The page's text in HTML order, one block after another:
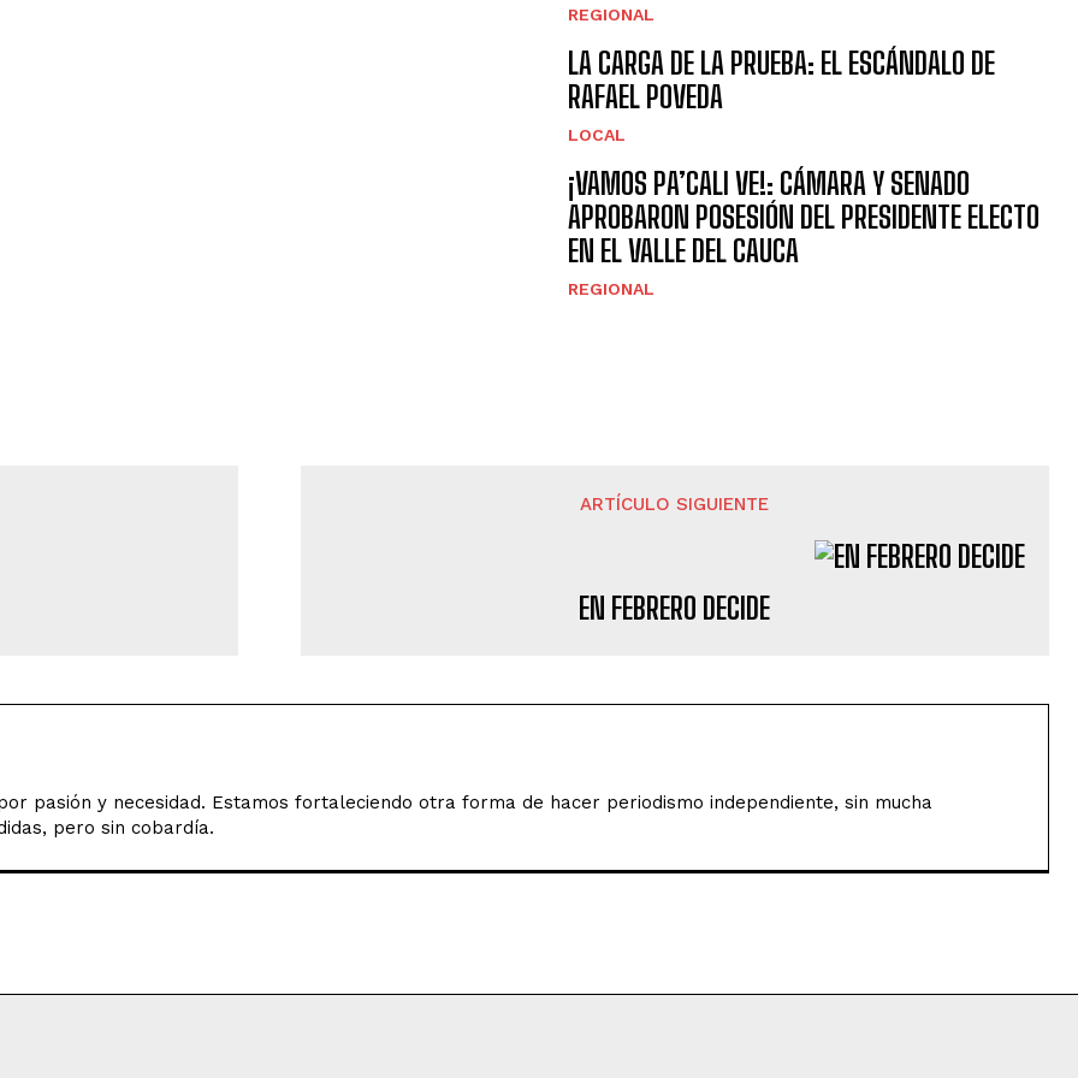
REGIONAL
LA CARGA DE LA PRUEBA: EL ESCÁNDALO DE
RAFAEL POVEDA
LOCAL
¡VAMOS PA’CALI VE!: CÁMARA Y SENADO
APROBARON POSESIÓN DEL PRESIDENTE ELECTO
EN EL VALLE DEL CAUCA
REGIONAL
ARTÍCULO SIGUIENTE
EN FEBRERO DECIDE
pasión y necesidad. Estamos fortaleciendo otra forma de hacer periodismo independiente, sin mucha
pero sin cobardía.